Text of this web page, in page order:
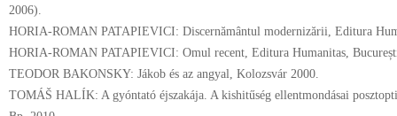
2006).
HORIA-ROMAN PATAPIEVICI: Discernământul modernizării, Editura
HORIA-ROMAN PATAPIEVICI: Omul recent, Editura Humanitas,
TEODOR BAKONSKY: Jákob és az angyal, Kolozsvár 2000.
TOMÁŠ HALÍK: A gyóntató éjszakája. A kishitűség ellentmondásai